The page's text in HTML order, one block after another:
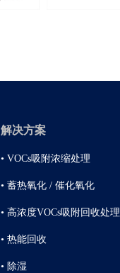
解决方案
• VOCs吸附浓缩处理
• 蓄热氧化 / 催化氧化
• 高浓度VOCs吸附回收处理
• 热能回收
• 除湿